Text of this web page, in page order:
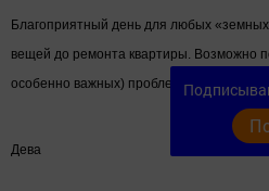
Благоприятный день для любых
вещей до ремонта квартиры. Возможно
особенно важных) проблем, связанных с
Дева